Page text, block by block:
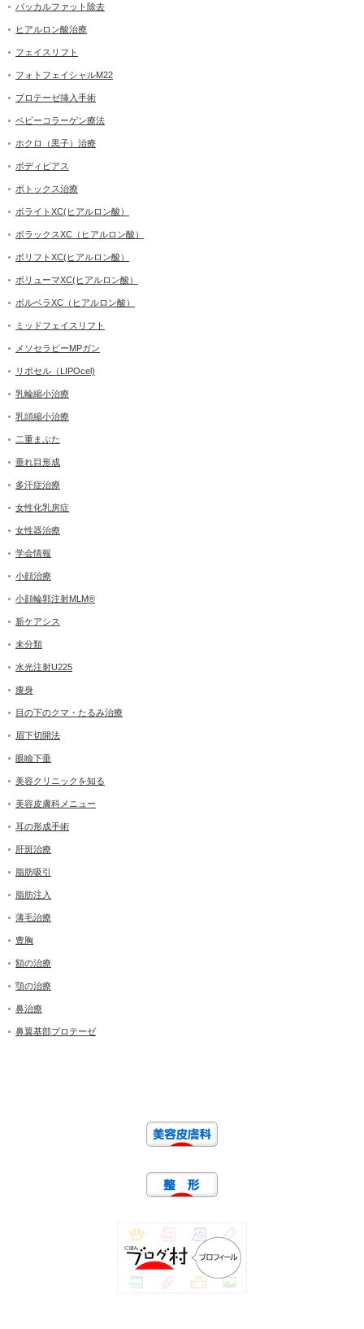
バッカルファット除去
ヒアルロン酸治療
フェイスリフト
フォトフェイシャルM22
プロテーゼ挿入手術
ベビーコラーゲン療法
ホクロ（黒子）治療
ボディピアス
ボトックス治療
ボライトXC(ヒアルロン酸）
ボラックスXC（ヒアルロン酸）
ボリフトXC(ヒアルロン酸）
ボリューマXC(ヒアルロン酸）
ボルベラXC（ヒアルロン酸）
ミッドフェイスリフト
メソセラピーMPガン
リポセル（LIPOcel)
乳輪縮小治療
乳頭縮小治療
二重まぶた
垂れ目形成
多汗症治療
女性化乳房症
女性器治療
学会情報
小顔治療
小顔輪郭注射MLM®
新ケアシス
未分類
水光注射U225
痩身
目の下のクマ・たるみ治療
眉下切開法
眼瞼下垂
美容クリニックを知る
美容皮膚科メニュー
耳の形成手術
肝斑治療
脂肪吸引
脂肪注入
薄毛治療
豊胸
額の治療
顎の治療
鼻治療
鼻翼基部プロテーゼ